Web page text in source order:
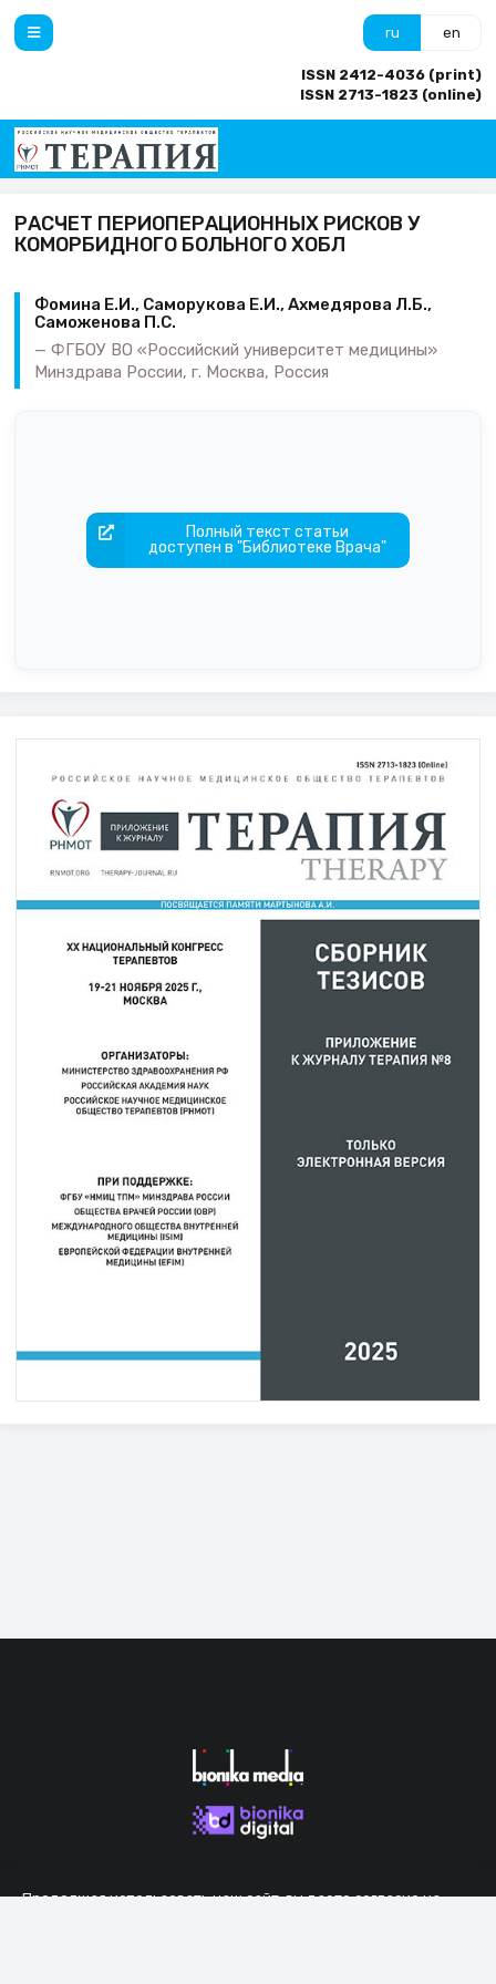
ru en
ISSN 2412-4036 (print)
ISSN 2713-1823 (online)
РАСЧЕТ ПЕРИОПЕРАЦИОННЫХ РИСКОВ У
КОМОРБИДНОГО БОЛЬНОГО ХОБЛ
Фомина Е.И., Саморукова Е.И., Ахмедярова Л.Б.,
Саможенова П.С.
ФГБОУ ВО «Российский университет медицины»
Минздрава России, г. Москва, Россия
Полный текст статьи
доступен в "Библиотеке Врача"
Продолжая использовать наш сайт, вы даете согласие на